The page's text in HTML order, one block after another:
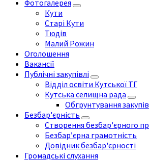
Фотогалерея
Кути
Старі Кути
Тюдів
Малий Рожин
Оголошення
Вакансії
Публічні закупівлі
Відділ освіти Кутської ТГ
Кутська селищна рада
Обгрунтування
Безбар'єрність
Створення безбар'єрного
Безбар’єрна грамотність
Довідник безбар'єрності
Громадські слухання